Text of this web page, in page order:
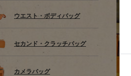
ウエスト・ボディバッグ
セカンド・クラッチバッグ
カメラバッグ